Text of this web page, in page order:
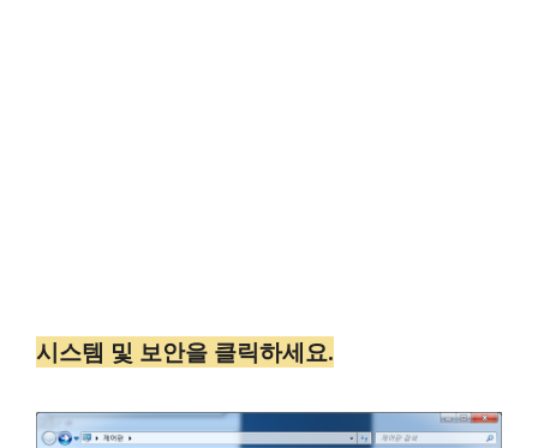
시스템 및 보안을 클릭하세요.